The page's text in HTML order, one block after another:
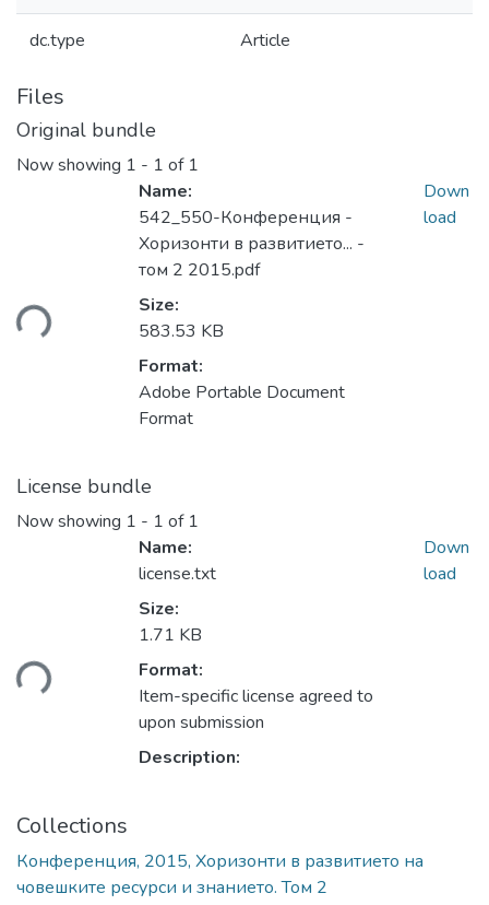
dc.type Article
Files
Original bundle
Now showing 1 - 1 of 1
Name:
542_550-Конференция -
Хоризонти в развитието... -
том 2 2015.pdf
Size:
583.53 KB
Format:
Adobe Portable Document
Format
Down
load
License bundle
Now showing 1 - 1 of 1
Name:
license.txt
Size:
1.71 KB
Format:
Item-specific license agreed to
upon submission
Description:
Down
load
Collections
Конференция, 2015, Хоризонти в развитието на
човешките ресурси и знанието. Том 2